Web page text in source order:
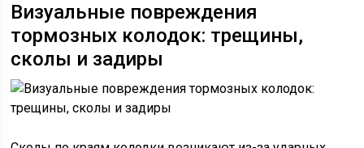
Визуальные повреждения
тормозных колодок: трещины,
сколы и задиры